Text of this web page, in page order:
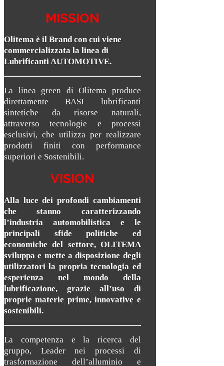
MISSION
Olitema è il Brand con cui viene
commercializzata la linea di
Lubrificanti AUTOMOTIVE.
La linea green di Olitema produce
direttamente BASI lubrificanti
sintetiche da risorse naturali,
attraverso tecnologie e processi
esclusivi, che utilizza per realizzare
prodotti finiti con performance
superiori e Sostenibili.
VISION
Alla luce dei profondi cambiamenti
che stanno caratterizzando
l’industria automobilistica e le
principali sfide politiche ed
economiche del settore, OLITEMA
sviluppa e mette a disposizione degli
utilizzatori la propria tecnologia ed
esperienza nel mondo della
lubrificazione, grazie all’uso di
proprie materie prime, innovative e
sostenibili.
La competenza e la ricerca del
gruppo, Leader nei processi di
trasformazione dell’alluminio e